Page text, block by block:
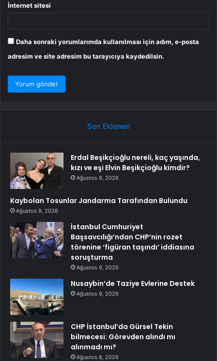
İnternet sitesi
Daha sonraki yorumlarımda kullanılması için adım, e-posta
adresim ve site adresim bu tarayıcıya kaydedilsin.
Son Eklenen
Erdal Beşikçioğlu nereli, kaç yaşında,
kızı ve eşi Elvin Beşikçioğlu kimdir?
Ağustos 9, 2026
Kaybolan Tosunlar Jandarma Tarafından Bulundu
Ağustos 9, 2026
İstanbul Cumhuriyet
Başsavcılığı’ndan CHP’nin rozet
törenine ‘figüran taşındı’ iddiasına
soruşturma
Ağustos 9, 2026
Nusaybin’de Taziye Evlerine Destek
Ağustos 9, 2026
CHP İstanbul’da Gürsel Tekin
bilmecesi: Görevden alındı mı
alınmadı mı?
Ağustos 8, 2026